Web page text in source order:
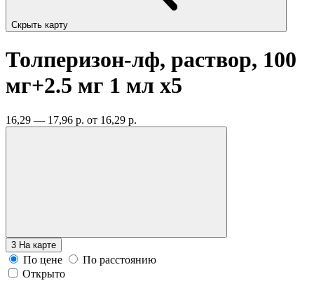
Скрыть карту
Толперизон-лф, раствор, 100
мг+2.5 мг 1 мл x5
16,29 — 17,96 р. от 16,29 р.
3 На карте
По цене
По расстоянию
Открыто